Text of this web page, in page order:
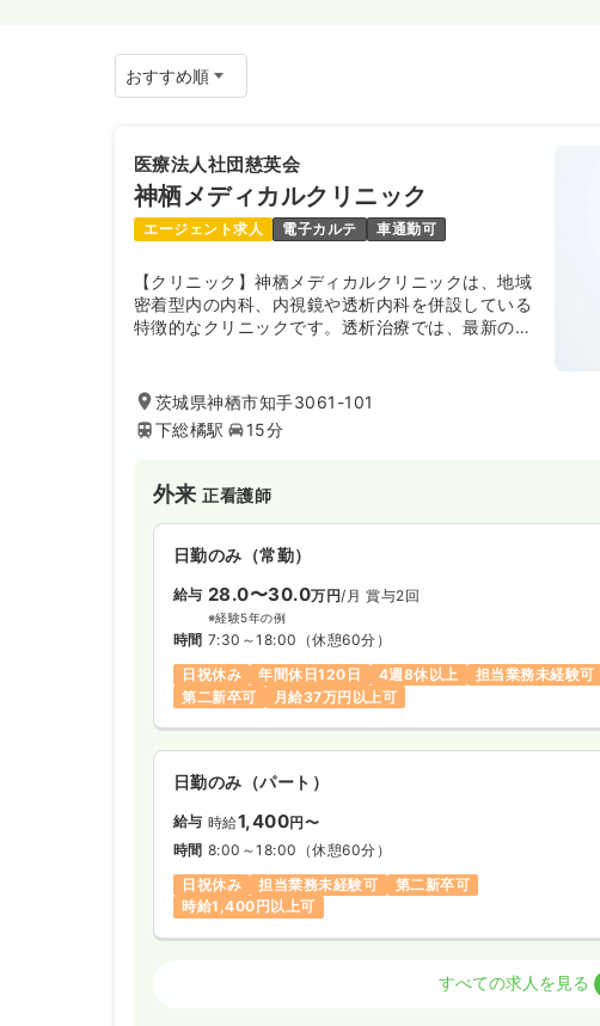
医療法人社団慈英会
神栖メディカルクリニック
エージェント求人 電子カルテ 車通勤可
【クリニック】神栖メディカルクリニックは、地域
密着型内の内科、内視鏡や透析内科を併設している
特徴的なクリニックです。透析治療では、最新の透
患者様一人ひとりに寄り添う事で信頼関係を築き、
最良な医療を提供するための努力をしています。
茨城県神栖市知手3061-101
下総橘駅
15分
外来正看護師
日勤のみ（常勤）
給与 28.0〜30.0万円/月 賞与2回
※経験5年の例
時間 7:30～18:00 （休憩60分）
日祝休み
年間休日120日 4週8休以上
担当業務未経験可
第二新卒可
月給37万円以上可
日勤のみ（パート）
給与 時給1,400円〜
時間 8:00～18:00 （休憩60分）
日祝休み
担当業務未経験可
第二新卒可
時給1,400円以上可
すべての求人を見る